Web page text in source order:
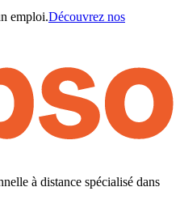
emploi.Découvrez nos
à distance spécialisé dans